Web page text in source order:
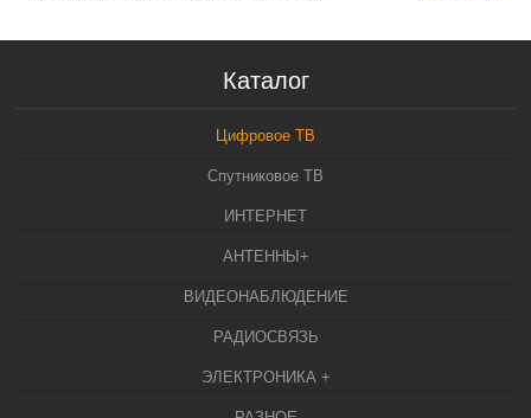
Каталог
Цифровое ТВ
Спутниковое ТВ
ИНТЕРНЕТ
АНТЕННЫ+
ВИДЕОНАБЛЮДЕНИЕ
РАДИОСВЯЗЬ
ЭЛЕКТРОНИКА +